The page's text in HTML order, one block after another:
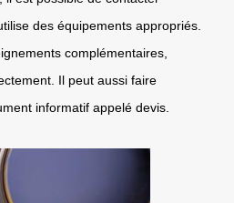
des équipements appropriés.
complémentaires,
Il peut aussi faire
informatif appelé devis.